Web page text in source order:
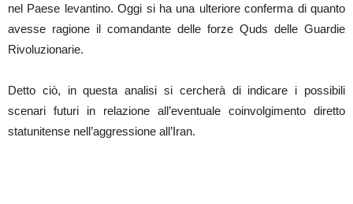
nel Paese levantino. Oggi si ha una ulteriore conferma di quanto
avesse ragione il comandante delle forze Quds delle Guardie
Rivoluzionarie.
Detto ciò, in questa analisi si cercherà di indicare i possibili
scenari futuri in relazione all’eventuale coinvolgimento diretto
statunitense nell’aggressione all’Iran.